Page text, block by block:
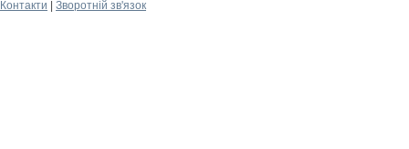
Контакти
Зворотній зв'язок